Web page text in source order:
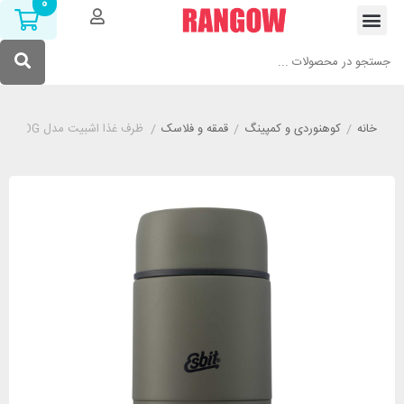
خانه/ کوهنوردی و کمپینگ/ قمقه و فلاسک/ ظرف غذا اشبیت مدل ESBIT FJ750ML-OG گنجایش 750 میلی لیتر زیتونی